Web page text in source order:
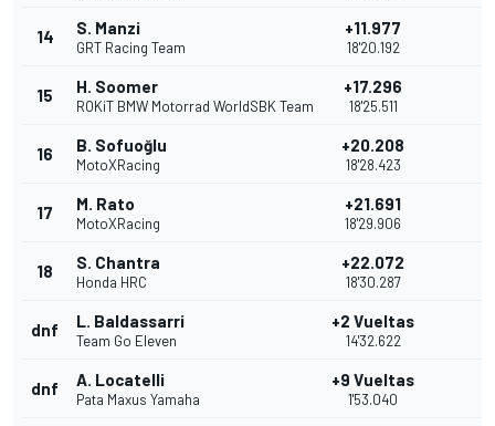
14 S. Manzi
GRT Racing Team
+11.977
18'20.192
15 H. Soomer
ROKiT BMW Motorrad WorldSBK Team
+17.296
18'25.511
16 B. Sofuoğlu
MotoXRacing
+20.208
18'28.423
17 M. Rato
MotoXRacing
+21.691
18'29.906
18 S. Chantra
Honda HRC
+22.072
18'30.287
dnf L. Baldassarri
Team Go Eleven
+2 Vueltas
14'32.622
dnf A. Locatelli
Pata Maxus Yamaha
+9 Vueltas
1'53.040